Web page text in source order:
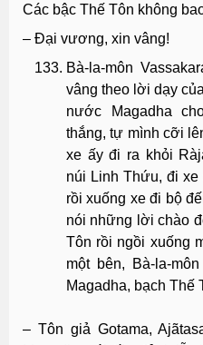
Các bậc Thế Tôn không
– Ðại vương, xin vâng!
Bà-la-môn
vâng theo lời dạy
nước Magadha
thắng, tự mình cỡi
xe ấy đi ra khỏi
núi Linh Thứu, đi
rồi xuống xe đi bộ
nói những lời chào
Tôn rồi ngồi xuống
một bên, Bà-la-
Magadha, bạch Thế
– Tôn giả Gotama,